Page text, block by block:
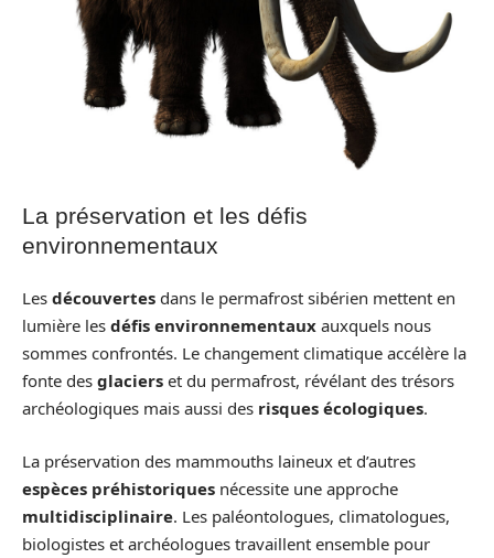
La préservation et les défis
environnementaux
Les découvertes dans le permafrost sibérien mettent en
lumière les défis environnementaux auxquels nous
sommes confrontés. Le changement climatique accélère la
fonte des glaciers et du permafrost, révélant des trésors
archéologiques mais aussi des risques écologiques.
La préservation des mammouths laineux et d’autres
espèces préhistoriques nécessite une approche
multidisciplinaire. Les paléontologues, climatologues,
biologistes et archéologues travaillent ensemble pour